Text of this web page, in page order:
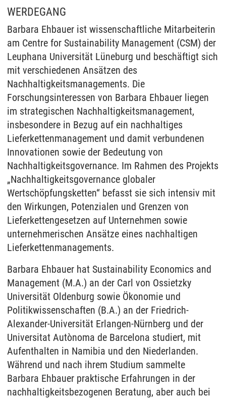
WERDEGANG
Barbara Ehbauer ist wissenschaftliche Mitarbeiterin
am Centre for Sustainability Management (CSM) der
Leuphana Universität Lüneburg und beschäftigt sich
mit verschiedenen Ansätzen des
Nachhaltigkeitsmanagements. Die
Forschungsinteressen von Barbara Ehbauer liegen
im strategischen Nachhaltigkeitsmanagement,
insbesondere in Bezug auf ein nachhaltiges
Lieferkettenmanagement und damit verbundenen
Innovationen sowie der Bedeutung von
Nachhaltigkeitsgovernance. Im Rahmen des Projekts
„Nachhaltigkeitsgovernance globaler
Wertschöpfungsketten“ befasst sie sich intensiv mit
den Wirkungen, Potenzialen und Grenzen von
Lieferkettengesetzen auf Unternehmen sowie
unternehmerischen Ansätze eines nachhaltigen
Lieferkettenmanagements.
Barbara Ehbauer hat Sustainability Economics and
Management (M.A.) an der Carl von Ossietzky
Universität Oldenburg sowie Ökonomie und
Politikwissenschaften (B.A.) an der Friedrich-
Alexander-Universität Erlangen-Nürnberg und der
Universitat Autònoma de Barcelona studiert, mit
Aufenthalten in Namibia und den Niederlanden.
Während und nach ihrem Studium sammelte
Barbara Ehbauer praktische Erfahrungen in der
nachhaltigkeitsbezogenen Beratung, aber auch bei